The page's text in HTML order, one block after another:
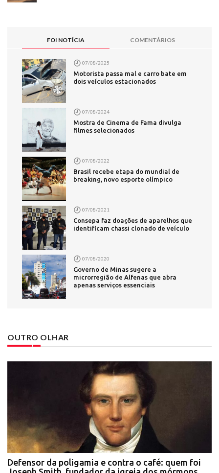
FOI NOTÍCIA COMENTÁRIOS
07/08/2025
Motorista passa mal e carro bate em
dois veículos estacionados
07/08/2024
Mostra de Cinema de Fama divulga
filmes selecionados
07/08/2022
Brasil recebe etapa do mundial de
breaking, novo esporte olímpico
07/08/2021
Consepa faz doações de aparelhos que
identificam chassi clonado de veículo
07/08/2020
Governo de Minas sugere a
microrregião de Alfenas que abra
apenas serviços essenciais
OUTRO OLHAR
Defensor da poligamia e contra o café: quem foi